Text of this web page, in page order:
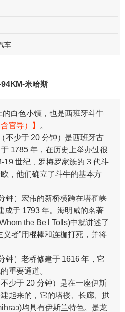
车
米哈斯
白色小镇，也是西班牙斗牛
官导）】
。
（不少于 20 分钟）是西班牙古
1785 年，在历史上举办过很
19 世纪，罗梅罗家族的 3 代斗
，他们确立了斗牛的基本方
钟）宏伟的新桥横跨在塔霍峡
成于 1793 年。海明威的名著
the Bell Tolls)中就讲述了
义者”用棍棒和连枷打死，并将
钟）老桥修建于 1616 年，它
重要通道。
不少于 20 分钟）是在一座伊斯
起来的，它的塔楼、长廊、拱
均具有伊斯兰特色。是龙